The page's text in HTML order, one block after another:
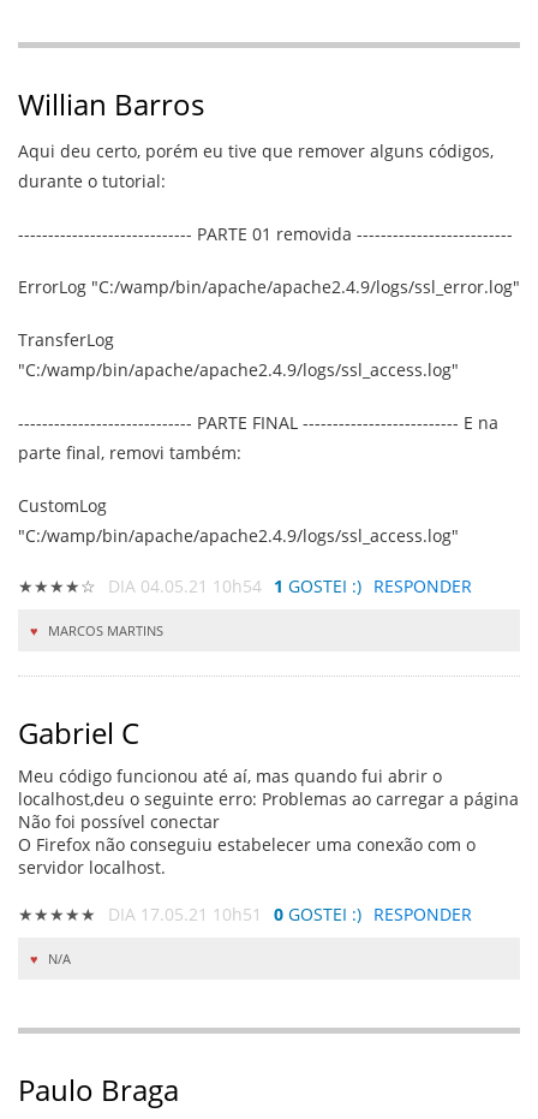
Willian Barros
Aqui deu certo, porém eu tive que remover alguns códigos,
durante o tutorial:
----------------------------- PARTE 01 removida --------------------------
ErrorLog "C:/wamp/bin/apache/apache2.4.9/logs/ssl_error.log"
TransferLog
"C:/wamp/bin/apache/apache2.4.9/logs/ssl_access.log"
----------------------------- PARTE FINAL -------------------------- E na
parte final, removi também:
CustomLog
"C:/wamp/bin/apache/apache2.4.9/logs/ssl_access.log"
★★★★☆ DIA 04.05.21 10h54 1 GOSTEI :) RESPONDER
MARCOS MARTINS
Gabriel C
Meu código funcionou até aí, mas quando fui abrir o
localhost,deu o seguinte erro: Problemas ao carregar a página
Não foi possível conectar
O Firefox não conseguiu estabelecer uma conexão com o
servidor localhost.
★★★★★ DIA 17.05.21 10h51 0 GOSTEI :) RESPONDER
N/A
Paulo Braga